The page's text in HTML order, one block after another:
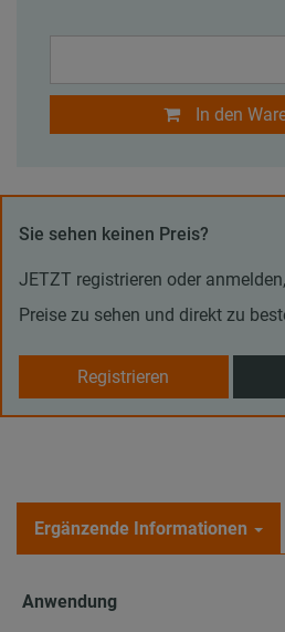
In den
Sie sehen keinen Preis?
JETZT registrieren oder
Preise zu sehen und direkt zu
Registrieren
Ergänzende Informationen
Anwendung